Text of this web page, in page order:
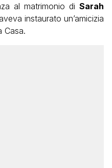
al matrimonio di Sarah
aveva instaurato un’amicizia
Casa.